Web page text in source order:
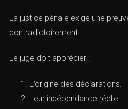
Même lorsque plusieurs
tribunal peut refuser de
La justice pénale exige une
Le juge doit apprécier :